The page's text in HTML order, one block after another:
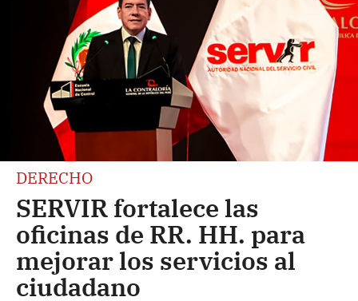
DERECHO
SERVIR fortalece las
oficinas de RR. HH. para
mejorar los servicios al
ciudadano